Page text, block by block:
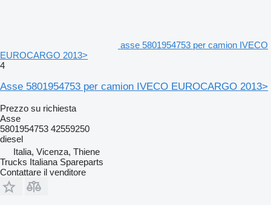
asse 5801954753 per camion IVECO
EUROCARGO 2013>
4
Asse 5801954753 per camion IVECO EUROCARGO 2013>
Prezzo su richiesta
Asse
5801954753 42559250
diesel
Italia, Vicenza, Thiene
Trucks Italiana Spareparts
Contattare il venditore